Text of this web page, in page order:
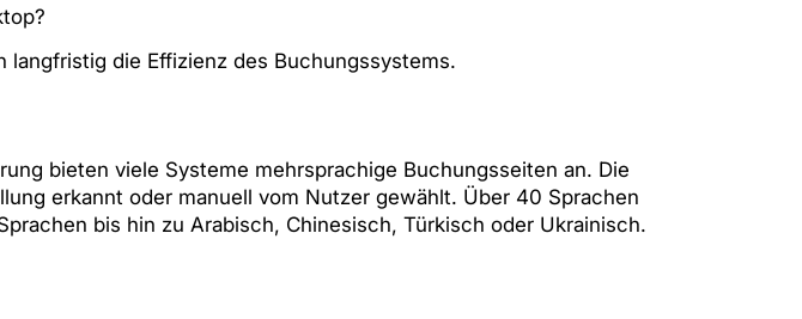
die Effizienz des Buchungssystems.
bieten viele Systeme mehrsprachige Buchungsseiten an. Die
erkannt oder manuell vom Nutzer gewählt. Über 40 Sprachen
bis hin zu Arabisch, Chinesisch, Türkisch oder Ukrainisch.